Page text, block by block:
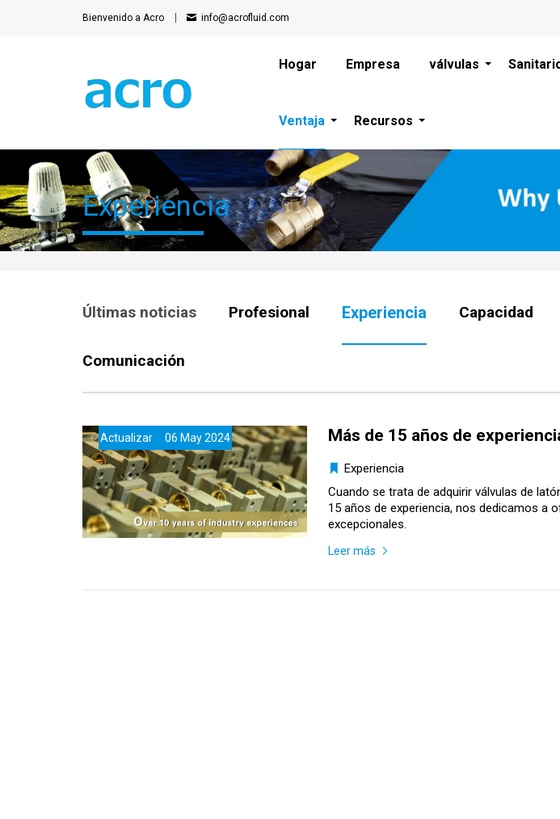
Bienvenido a Acro info@acrofluid.com
Hogar Empresa válvulas
Ventaja Recursos
Experiencia
Últimas noticias Profesional Experiencia Capacidad
Comunicación
Actualizar 06 May 2024 Más de 15 años de
Experiencia
Cuando se trata de adquirir válvulas de
15 años de experiencia, nos dedicamos a
excepcionales.
Leer más